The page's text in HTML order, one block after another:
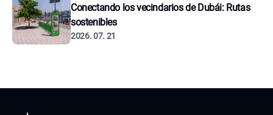
Conectando los vecindarios de Dubái: Rutas
sostenibles
2026. 07. 21